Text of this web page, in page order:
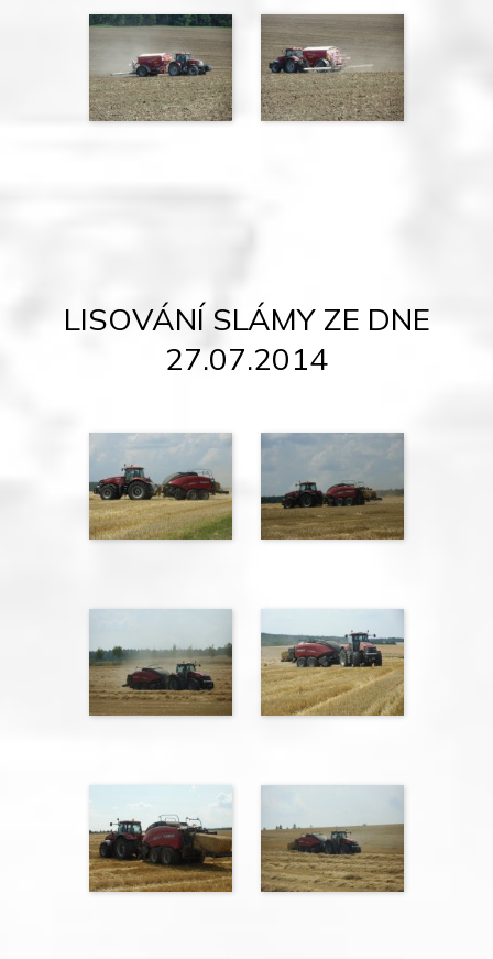
LISOVÁNÍ SLÁMY ZE DNE
27.07.2014